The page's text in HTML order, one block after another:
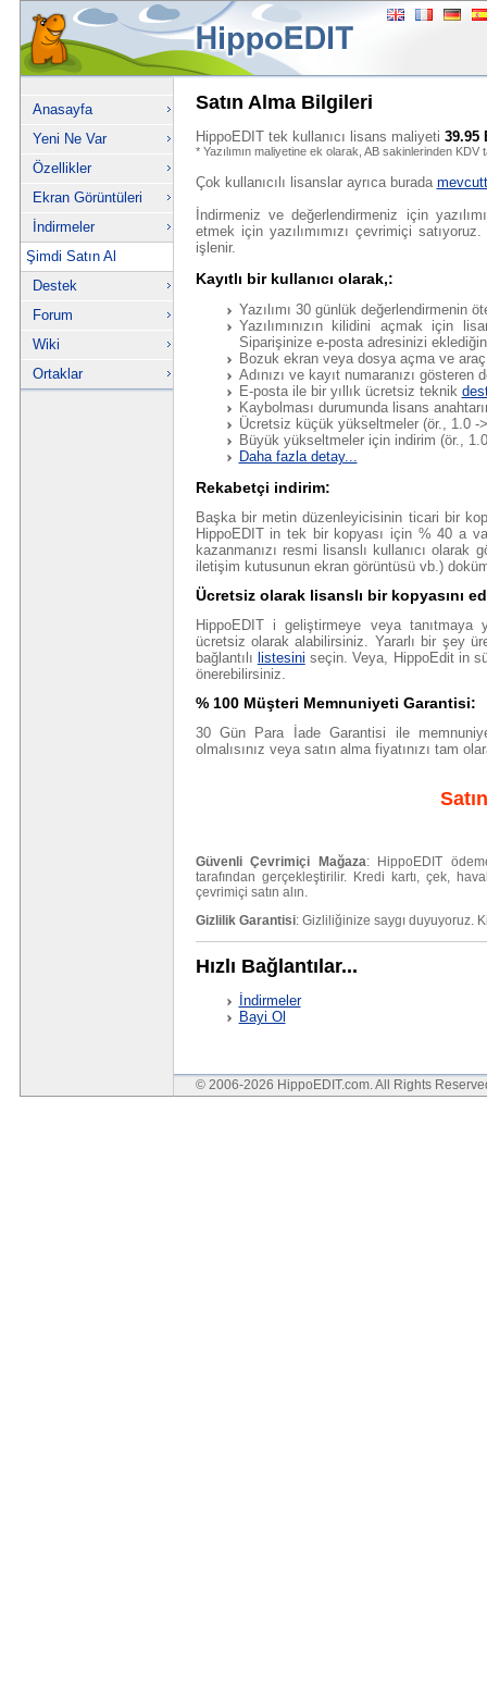
Anasayfa
Yeni Ne Var
Özellikler
Ekran Görüntüleri
İndirmeler
Şimdi Satın Al
Destek
Forum
Wiki
Ortaklar
Satın Alma Bilgileri
HippoEDIT tek kullanıcı lisans maliyeti 39.95
* Yazılımın maliyetine ek olarak, AB sakinlerinden KDV
Çok kullanıcılı lisanslar ayrıca burada
İndirmeniz ve değerlendirmeniz için
etmek için yazılımımızı çevrimiçi
işlenir.
Kayıtlı bir kullanıcı olarak,:
Yazılımı 30 günlük değerlendirmenin
Yazılımınızın kilidini açmak için
Siparişinize e-posta adresinizi
Bozuk ekran veya dosya açma ve
Adınızı ve kayıt numaranızı
E-posta ile bir yıllık ücretsiz teknik
Kaybolması durumunda lisans
Ücretsiz küçük yükseltmeler (ör., 1.0 -
Büyük yükseltmeler için indirim (ör.,
Daha fazla detay...
Rekabetçi indirim:
Başka bir metin düzenleyicisinin ticari bir
HippoEDIT in tek bir kopyası için % 40 a
kazanmanızı resmi lisanslı kullanıcı olarak
iletişim kutusunun ekran görüntüsü vb.)
Ücretsiz olarak lisanslı bir kopyasını
HippoEDIT i geliştirmeye veya tanıtmaya
ücretsiz olarak alabilirsiniz. Yararlı bir şey
bağlantılı listesini seçin. Veya, HippoEdit in
önerebilirsiniz.
% 100 Müşteri Memnuniyeti Garantisi:
30 Gün Para İade Garantisi ile
olmalısınız veya satın alma fiyatınızı tam
Güvenli Çevrimiçi Mağaza: HippoEDIT
tarafından gerçekleştirilir. Kredi kartı, çek,
çevrimiçi satın alın.
Gizlilik Garantisi: Gizliliğinize saygı duyuyoruz.
Hızlı Bağlantılar...
İndirmeler
Bayi Ol
© 2006-2026 HippoEDIT.com. All Rights